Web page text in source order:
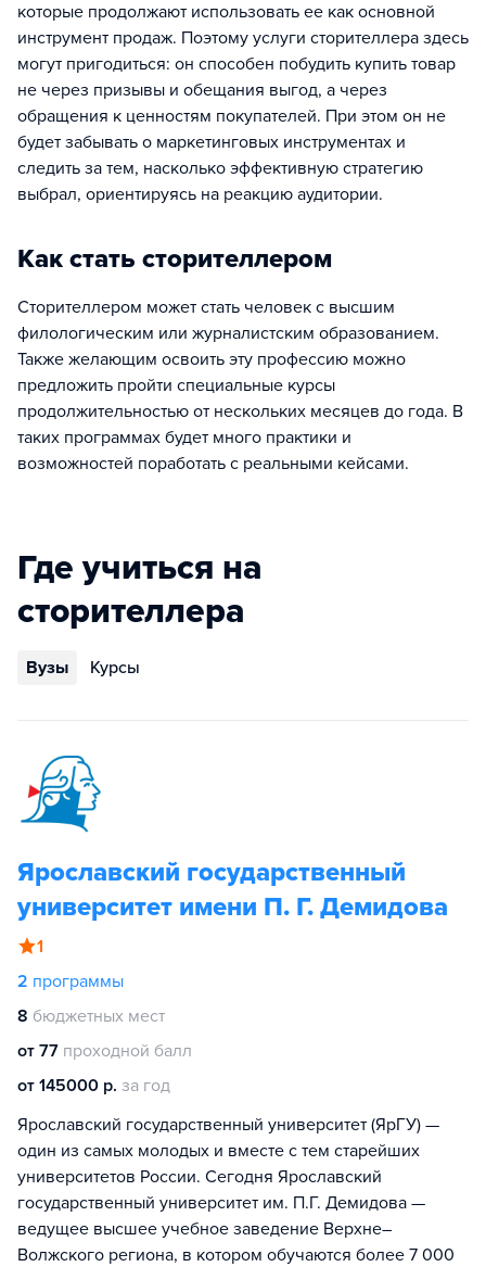
которые продолжают использовать ее как основной
инструмент продаж. Поэтому услуги сторителлера здесь
могут пригодиться: он способен побудить купить товар
не через призывы и обещания выгод, а через
обращения к ценностям покупателей. При этом он не
будет забывать о маркетинговых инструментах и
следить за тем, насколько эффективную стратегию
выбрал, ориентируясь на реакцию аудитории.
Как стать сторителлером
Сторителлером может стать человек с высшим
филологическим или журналистским образованием.
Также желающим освоить эту профессию можно
предложить пройти специальные курсы
продолжительностью от нескольких месяцев до года. В
таких программах будет много практики и
возможностей поработать с реальными кейсами.
Где учиться на
сторителлера
Вузы Курсы
Ярославский государственный
университет имени П. Г. Демидова
1
2 программы
8 бюджетных мест
от 77 проходной балл
от 145000 р. за год
Ярославский государственный университет (ЯрГУ) —
один из самых молодых и вместе с тем старейших
университетов России. Сегодня Ярославский
государственный университет им. П.Г. Демидова —
ведущее высшее учебное заведение Верхне–
Волжского региона, в котором обучаются более 7 000